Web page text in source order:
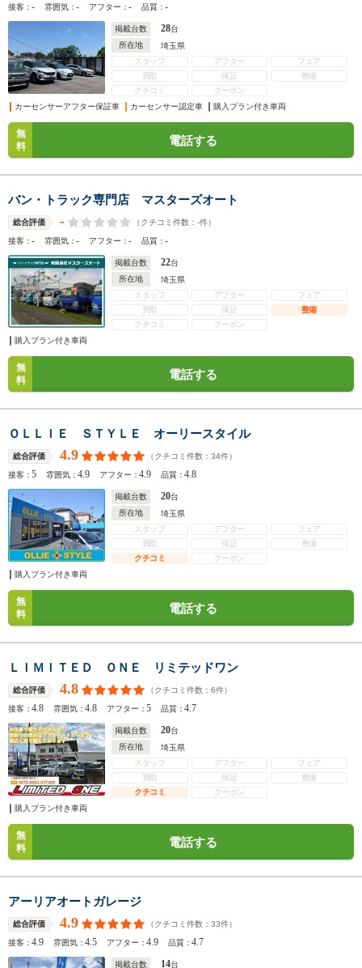
接客：- 雰囲気：- アフター：- 品質：-
掲載台数 28台
所在地
埼玉県
スタッフ
アフター
フェア
買取
保証
整備
クチコミ
クーポン
カーセンサーアフター保証車
カーセンサー認定車 購入プラン付き車両
無
料
電話する
バン・トラック専門店 マスターズオート
総合評価 - （クチコミ件数： -件）
接客：- 雰囲気：- アフター：- 品質：-
掲載台数 22台
所在地
埼玉県
スタッフ
アフター
フェア
買取
保証
整備
クチコミ
クーポン
購入プラン付き車両
無
料
電話する
ＯＬＬＩＥ ＳＴＹＬＥ オーリースタイル
総合評価 4.9 （クチコミ件数： 34件）
接客：5 雰囲気：4.9 アフター：4.9 品質：4.8
掲載台数 20台
所在地
埼玉県
スタッフ
アフター
フェア
買取
保証
整備
クチコミ
クーポン
購入プラン付き車両
無
料
電話する
ＬＩＭＩＴＥＤ ＯＮＥ リミテッドワン
総合評価 4.8 （クチコミ件数： 6件）
接客：4.8 雰囲気：4.8 アフター：5 品質：4.7
掲載台数 20台
所在地
埼玉県
スタッフ
アフター
フェア
買取
保証
整備
クチコミ
クーポン
購入プラン付き車両
無
料
電話する
アーリアオートガレージ
総合評価 4.9 （クチコミ件数： 33件）
接客：4.9 雰囲気：4.5 アフター：4.9 品質：4.7
掲載台数 14台